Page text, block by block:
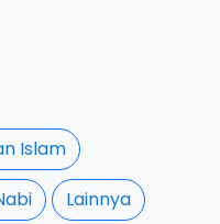
Islam
Lainnya